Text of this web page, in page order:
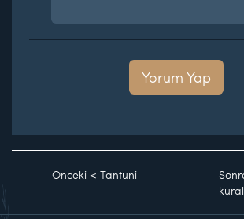
Yorum Yap
Önceki < Tantuni